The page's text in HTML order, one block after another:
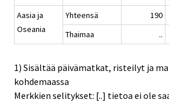
Aasia ja
Oseania
Yhteensä 190
Thaimaa
..
1) Sisältää päivämatkat, risteilyt ja
kohdemaassa
Merkkien selitykset: [..] tietoa ei ole